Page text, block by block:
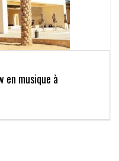
en musique à